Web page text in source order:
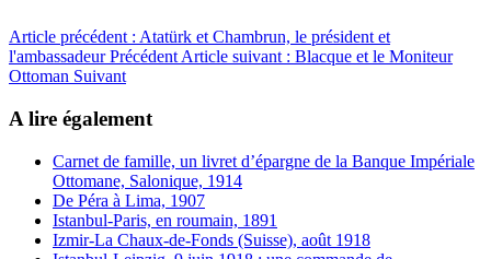
Article précédent : Atatürk et Chambrun, le président et
l'ambassadeurPrécédent Article suivant : Blacque et le Moniteur
Ottoman Suivant
A lire également
Carnet de famille, un livret d’épargne de la Banque Impériale
Ottomane, Salonique, 1914
De Péra à Lima, 1907
Istanbul-Paris, en roumain, 1891
Izmir-La Chaux-de-Fonds (Suisse), août 1918